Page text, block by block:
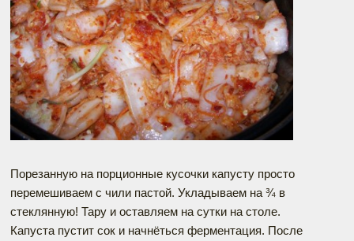
Порезанную на порционные кусочки капусту просто
перемешиваем с чили пастой. Укладываем на ¾ в
стеклянную! Тару и оставляем на сутки на столе.
Капуста пустит сок и начнёться ферментация. После